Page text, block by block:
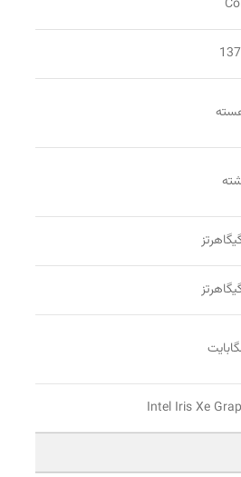
Intel Iris Xe